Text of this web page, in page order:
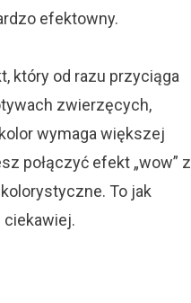
efektowny.
który od razu przyciąga
zwierzęcych,
wymaga większej
połączyć efekt „wow” z
To jak
ciekawiej.